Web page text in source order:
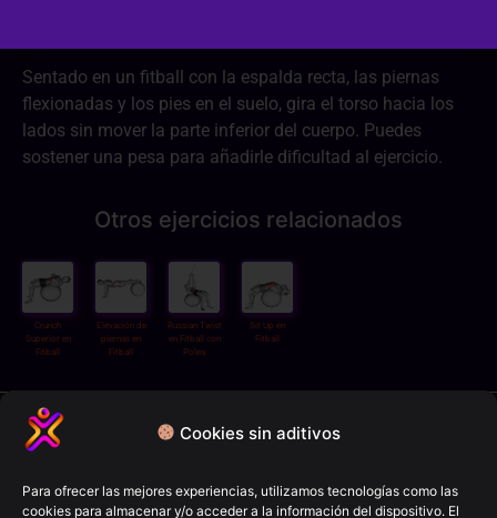
Cookies sin aditivos
Para ofrecer las mejores experiencias, utilizamos tecnologías como las
cookies para almacenar y/o acceder a la información del dispositivo. El
Sentado en un fitball con la espalda recta, las piernas
flexionadas y los pies en el suelo, gira el torso hacia los
lados sin mover la parte inferior del cuerpo. Puedes
sostener una pesa para añadirle dificultad al ejercicio.
Otros ejercicios relacionados
Crunch
Superior en
Fitball
Elevación de
piernas en
Fitball
Russian Twist
en Fitball con
Polea
Sit Up en
Fitball
Política de cookies